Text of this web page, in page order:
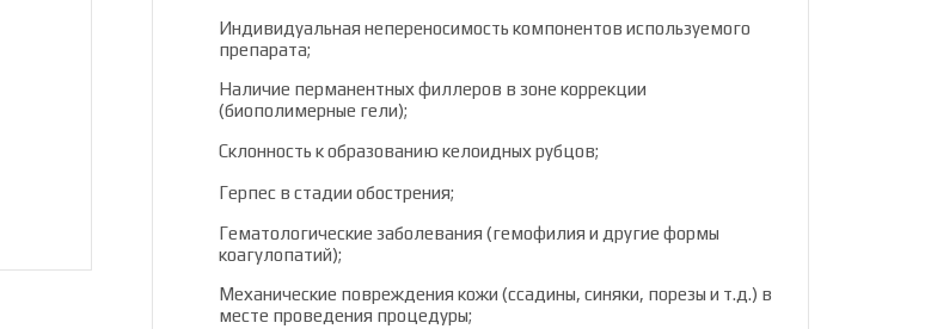
Индивидуальная непереносимость компонентов используемого
препарата;
Наличие перманентных филлеров в зоне коррекции
(биополимерные гели);
Склонность к образованию келоидных рубцов;
Герпес в стадии обострения;
Гематологические заболевания (гемофилия и другие формы
коагулопатий);
Механические повреждения кожи (ссадины, синяки, порезы и т.д.) в
месте проведения процедуры;